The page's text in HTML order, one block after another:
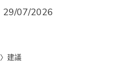
29/07/2026
建議